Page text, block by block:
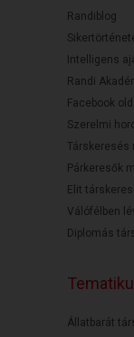
Randiblog
Intelligens
Randi
Facebook
Szerelmi
Társkeresés
Párkeresők
Elit
Válófélben
Diplomás
Állatbarát